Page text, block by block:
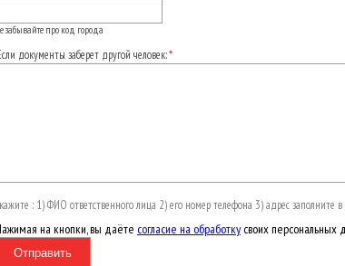
забывайте про код города
документы заберет другой человек:
: 1) ФИО ответственного лица 2) его номер телефона 3) адрес заполните
на кнопки, вы даёте согласие на обработку своих персональных
Отправить